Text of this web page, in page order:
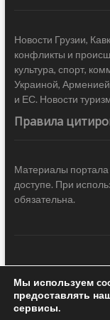
Новости Грузии,
конфликты и
культура, спорт,
Украиной,
и ЕС. Новости
Правила
Материалы портала
доступе. При
обязательна.
Новости Грузии|
Design & development —
Мы используем
предоставлять
сервисы.